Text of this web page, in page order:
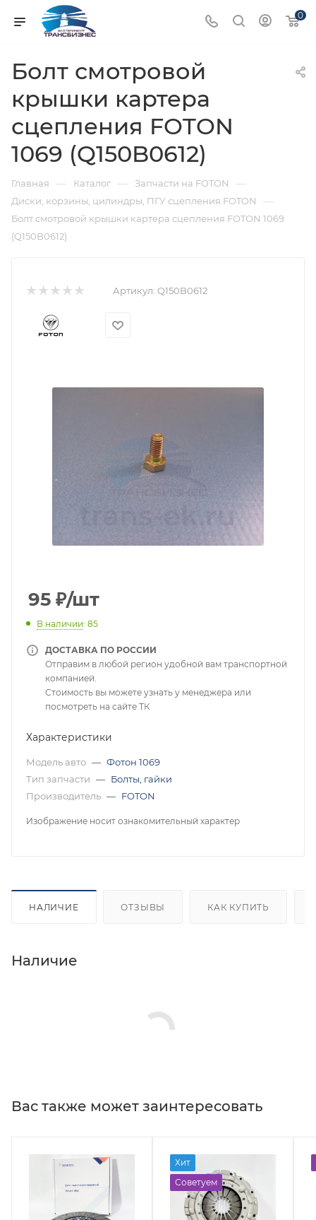
0
Болт смотровой
крышки картера
сцепления FOTON
1069 (Q150B0612)
Главная — Каталог — Запчасти на FOTON —
Диски, корзины, цилиндры, ПГУ сцепления FOTON —
Болт смотровой крышки картера сцепления FOTON 1069
(Q150B0612)
Артикул: Q150B0612
95 ₽/шт
В наличии: 85
ДОСТАВКА ПО РОССИИ
Отправим в любой регион удобной вам транспортной
компанией.
Стоимость вы можете узнать у менеджера или
посмотреть на сайте ТК
Характеристики
Модель авто — Фотон 1069
Тип запчасти — Болты, гайки
Производитель — FOTON
Изображение носит ознакомительный характер
НАЛИЧИЕ ОТЗЫВЫ КАК КУПИТЬ
Наличие
Вас также может заинтересовать
Хит
Советуем